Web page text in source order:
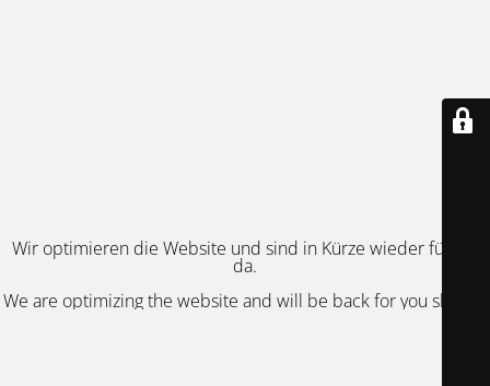
Wir optimieren die Website und sind in Kürze wieder für Sie
da.
We are optimizing the website and will be back for you shortly.